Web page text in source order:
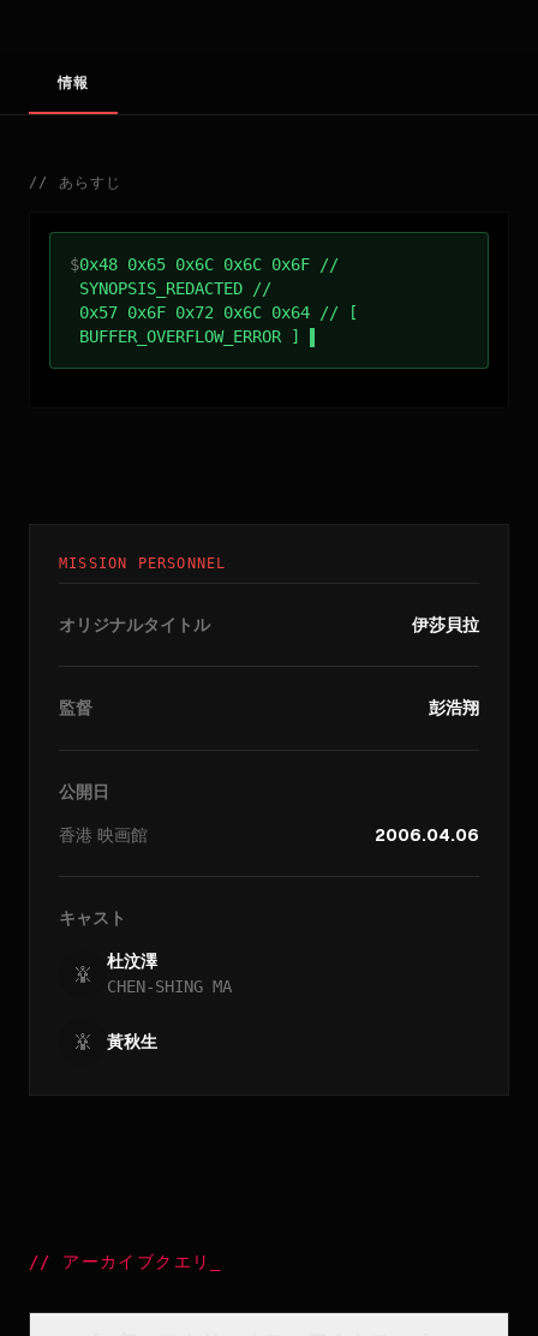
情報
// あらすじ
$0x48 0x65 0x6C 0x6C 0x6F //
SYNOPSIS_REDACTED //
0x57 0x6F 0x72 0x6C 0x64 // [
BUFFER_OVERFLOW_ERROR ]
MISSION PERSONNEL
オリジナルタイトル 伊莎貝拉
監督 彭浩翔
公開日
香港 映画館 2006.04.06
キャスト
杜汶澤
CHEN-SHING MA
黃秋生
// アーカイブクエリ